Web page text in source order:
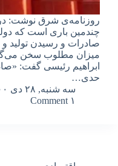
روزنامه‌ی شرق نوشت:
چندمین باری است که
صادرات و رسیدن تولید
میزان مطلوب سخن
ابراهیم رئیسی گفت:
حدی…
سه شنبه, ۲۸ دی ۱۴۰۰ – ۱۱:۱۲
۱ Comment